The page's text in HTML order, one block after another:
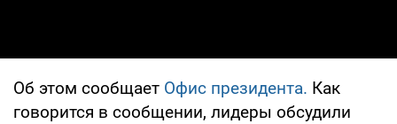
Об этом сообщает Офис президента. Как
говорится в сообщении, лидеры обсудили